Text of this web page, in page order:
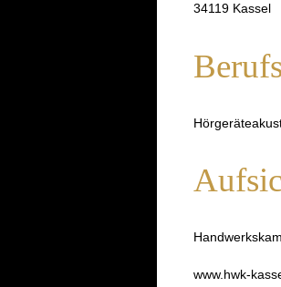
34119 Kassel
www.hwk-